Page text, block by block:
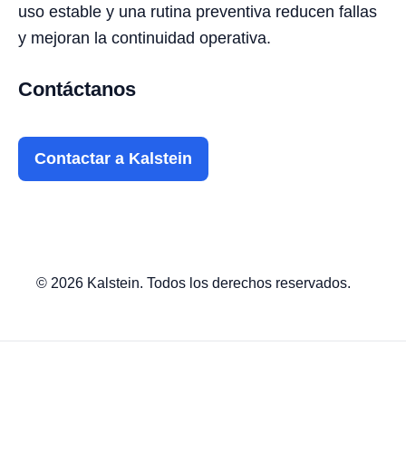
uso estable y una rutina preventiva reducen fallas
y mejoran la continuidad operativa.
Contáctanos
Contactar a Kalstein
© 2026 Kalstein. Todos los derechos reservados.